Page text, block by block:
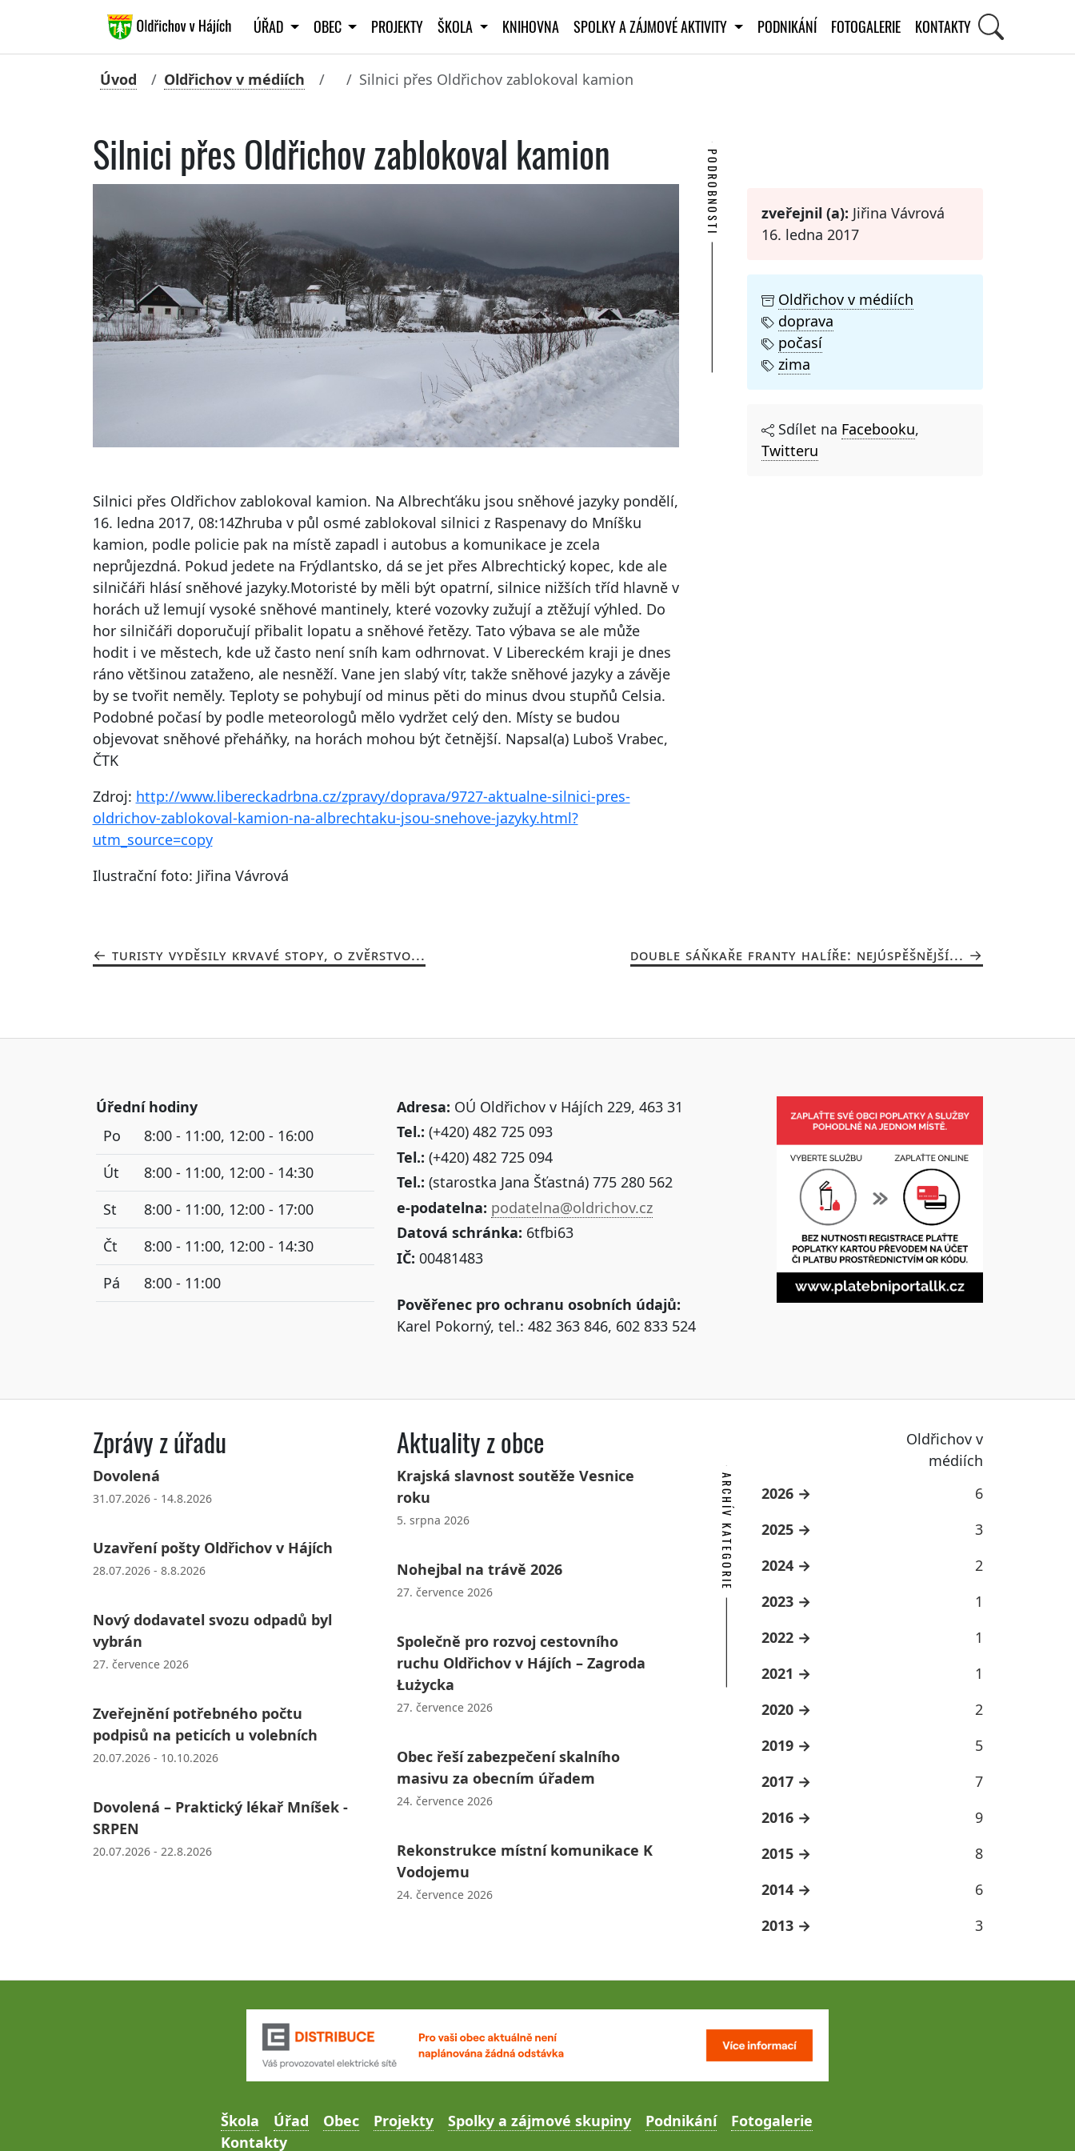
ÚŘAD OBEC PROJEKTY ŠKOLA KNIHOVNA SPOLKY A ZÁJMOVÉ AKTIVITY PODNIKÁNÍ FOTOGALERIE KONTAKTY
Úvod Oldřichov v médiích Silnici přes Oldřichov zablokoval kamion
Silnici přes Oldřichov zablokoval kamion
Silnici přes Oldřichov zablokoval kamion. Na Albrechťáku jsou sněhové jazyky pondělí,
16. ledna 2017, 08:14Zhruba v půl osmé zablokoval silnici z Raspenavy do Mníšku
kamion, podle policie pak na místě zapadl i autobus a komunikace je zcela
neprůjezdná. Pokud jedete na Frýdlantsko, dá se jet přes Albrechtický kopec, kde ale
silničáři hlásí sněhové jazyky.Motoristé by měli být opatrní, silnice nižších tříd hlavně v
horách už lemují vysoké sněhové mantinely, které vozovky zužují a ztěžují výhled. Do
hor silničáři doporučují přibalit lopatu a sněhové řetězy. Tato výbava se ale může
hodit i ve městech, kde už často není sníh kam odhrnovat. V Libereckém kraji je dnes
ráno většinou zataženo, ale nesněží. Vane jen slabý vítr, takže sněhové jazyky a závěje
by se tvořit neměly. Teploty se pohybují od minus pěti do minus dvou stupňů Celsia.
Podobné počasí by podle meteorologů mělo vydržet celý den. Místy se budou
objevovat sněhové přeháňky, na horách mohou být četnější. Napsal(a) Luboš Vrabec,
ČTK
Zdroj: http://www.libereckadrbna.cz/zpravy/doprava/9727-aktualne-silnici-pres-
oldrichov-zablokoval-kamion-na-albrechtaku-jsou-snehove-jazyky.html?
utm_source=copy
Ilustrační foto: Jiřina Vávrová
PODROBNOSTI zveřejnil (a): Jiřina Vávrová
16. ledna 2017
Oldřichov v médiích
doprava
počasí
zima
Sdílet na Facebooku,
Twitteru
TURISTY VYDĚSILY KRVAVÉ STOPY, O ZVĚRSTVO... DOUBLE SÁŇKAŘE FRANTY HALÍŘE: NEJÚSPĚŠNĚJŠÍ...
Úřední hodiny
Po
8:00 - 11:00, 12:00 - 16:00
Út
8:00 - 11:00, 12:00 - 14:30
St
8:00 - 11:00, 12:00 - 17:00
Čt
8:00 - 11:00, 12:00 - 14:30
Pá
8:00 - 11:00
Adresa: OÚ Oldřichov v Hájích 229, 463 31
Tel.: (+420) 482 725 093
Tel.: (+420) 482 725 094
Tel.: (starostka Jana Šťastná) 775 280 562
e-podatelna: podatelna@oldrichov.cz
Datová schránka: 6tfbi63
IČ: 00481483
Pověřenec pro ochranu osobních údajů:
Karel Pokorný, tel.: 482 363 846, 602 833 524
Zprávy z úřadu
Dovolená
31.07.2026 - 14.8.2026
Uzavření pošty Oldřichov v Hájích
28.07.2026 - 8.8.2026
Nový dodavatel svozu odpadů byl
vybrán
27. července 2026
Zveřejnění potřebného počtu
podpisů na peticích u volebních
20.07.2026 - 10.10.2026
Dovolená – Praktický lékař Mníšek -
SRPEN
20.07.2026 - 22.8.2026
Aktuality z obce
Krajská slavnost soutěže Vesnice
roku
5. srpna 2026
Nohejbal na trávě 2026
27. července 2026
Společně pro rozvoj cestovního
ruchu Oldřichov v Hájích – Zagroda
Łużycka
27. července 2026
Obec řeší zabezpečení skalního
masivu za obecním úřadem
24. července 2026
Rekonstrukce místní komunikace K
Vodojemu
24. července 2026
Oldřichov v
médiích
ARCHÍV KATEGORIE 2026
6
2025
3
2024
2
2023
1
2022
1
2021
1
2020
2
2019
5
2017
7
2016
9
2015
8
2014
6
2013
3
Škola Úřad Obec Projekty Spolky a zájmové skupiny Podnikání
Fotogalerie
Kontakty